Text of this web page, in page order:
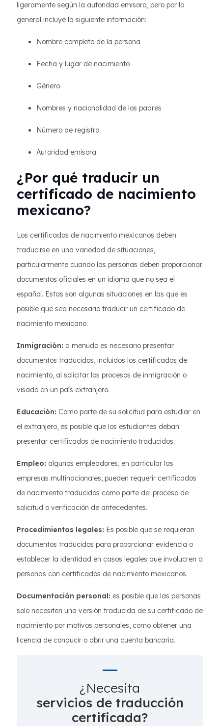
ligeramente según la autoridad emisora, pero por lo
general incluye la siguiente información:
Nombre completo de la persona
Fecha y lugar de nacimiento
Género
Nombres y nacionalidad de los padres
Número de registro
Autoridad emisora
¿Por qué traducir un
certificado de nacimiento
mexicano?
Los certificados de nacimiento mexicanos deben
traducirse en una variedad de situaciones,
particularmente cuando las personas deben proporcionar
documentos oficiales en un idioma que no sea el
español. Estas son algunas situaciones en las que es
posible que sea necesario traducir un certificado de
nacimiento mexicano:
Inmigración: a menudo es necesario presentar
documentos traducidos, incluidos los certificados de
nacimiento, al solicitar los procesos de inmigración o
visado en un país extranjero.
Educación: Como parte de su solicitud para estudiar en
el extranjero, es posible que los estudiantes deban
presentar certificados de nacimiento traducidos.
Empleo: algunos empleadores, en particular las
empresas multinacionales, pueden requerir certificados
de nacimiento traducidos como parte del proceso de
solicitud o verificación de antecedentes.
Procedimientos legales: Es posible que se requieran
documentos traducidos para proporcionar evidencia o
establecer la identidad en casos legales que involucren a
personas con certificados de nacimiento mexicanos.
Documentación personal: es posible que las personas
solo necesiten una versión traducida de su certificado de
nacimiento por motivos personales, como obtener una
licencia de conducir o abrir una cuenta bancaria.
¿Necesita
servicios de traducción
certificada?